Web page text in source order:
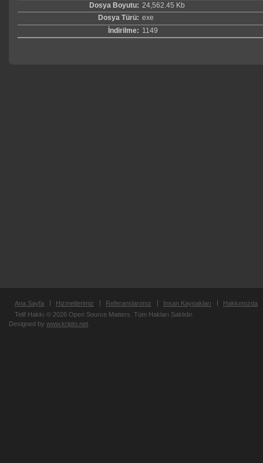
Dosya Boyutu: 24,562.45 Kb
Dosya Türü: exe
İndirilme: 1149
Ana Sayfa Hizmetlerimiz Referanslarımız İnsan Kaynakları
Hakkımızda
Telif Hakkı © 2026 Open Source Matters. Tüm Hakları Saklıdır.
Designed by www.kripto.net